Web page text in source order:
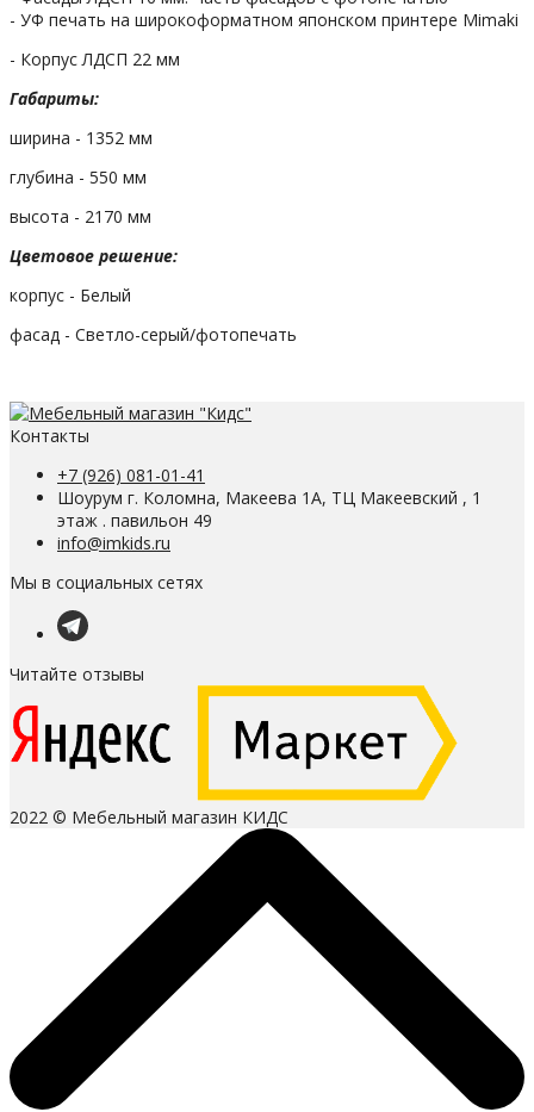
- УФ печать на широкоформатном японском принтере Mimaki
- Корпус ЛДСП 22 мм
Габариты:
ширина - 1352 мм
глубина - 550 мм
высота - 2170 мм
Цветовое решение:
корпус - Белый
фасад - Светло-серый/фотопечать
Контакты
+7 (926) 081-01-41
Шоурум г. Коломна, Макеева 1А, ТЦ Макеевский , 1
этаж . павильон 49
info@imkids.ru
Мы в социальных сетях
Читайте отзывы
2022 © Мебельный магазин КИДС